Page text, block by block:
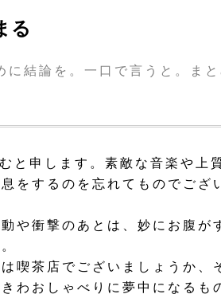
る
に結論を。一口で言うと。まと
と申します。素敵な音楽や上
をするのを忘れてものでござ
や衝撃のあとは、妙にお腹が
喫茶店でございましょうか、
わおしゃべりに夢中になるも